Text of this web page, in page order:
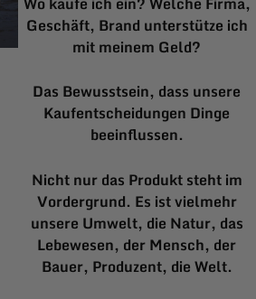
Geschäft, Brand unterstütze ich
mit meinem Geld?
Das Bewusstsein, dass unsere
Kaufentscheidungen Dinge
beeinflussen.
Nicht nur das Produkt steht im
Vordergrund. Es ist vielmehr
unsere Umwelt, die Natur, das
Lebewesen, der Mensch, der
Bauer, Produzent, die Welt.